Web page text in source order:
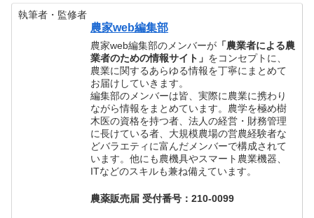
執筆者・監修者
農家web編集部
農家web編集部のメンバーが 「農業者による農
業者のための情報サイト」 をコンセプトに、
農業に関するあらゆる情報を丁寧にまとめて
お届けしていきます。
編集部のメンバーは皆、実際に農業に携わり
ながら情報をまとめています。農学を極め樹
木医の資格を持つ者、法人の経営・財務管理
に長けている者、大規模農場の営農経験者な
どバラエティに富んだメンバーで構成されて
います。他にも農機具やスマート農業機器、
ITなどのスキルも兼ね備えています。
農薬販売届 受付番号：210-0099